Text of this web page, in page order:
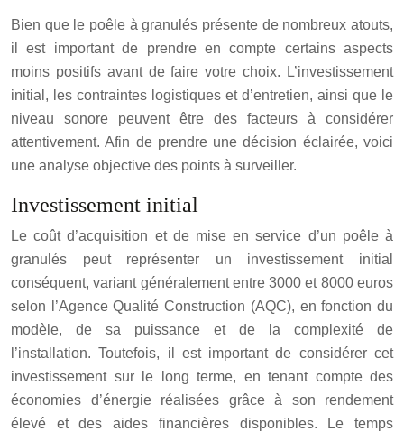
Bien que le poêle à granulés présente de nombreux atouts,
il est important de prendre en compte certains aspects
moins positifs avant de faire votre choix. L’investissement
initial, les contraintes logistiques et d’entretien, ainsi que le
niveau sonore peuvent être des facteurs à considérer
attentivement. Afin de prendre une décision éclairée, voici
une analyse objective des points à surveiller.
Investissement initial
Le coût d’acquisition et de mise en service d’un poêle à
granulés peut représenter un investissement initial
conséquent, variant généralement entre 3000 et 8000 euros
selon l’Agence Qualité Construction (AQC), en fonction du
modèle, de sa puissance et de la complexité de
l’installation. Toutefois, il est important de considérer cet
investissement sur le long terme, en tenant compte des
économies d’énergie réalisées grâce à son rendement
élevé et des aides financières disponibles. Le temps